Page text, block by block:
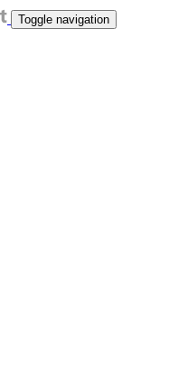
Toggle navigation